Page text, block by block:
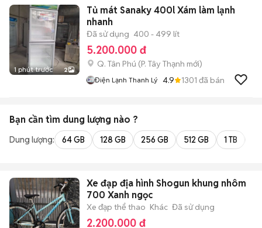
1 phút trước 2
Tủ mát Sanaky 400l Xám làm lạnh
nhanh
Đã sử dụng 400 - 499 lít
5.200.000 đ
Q. Tân Phú (P. Tây Thạnh mới)
Điện Lạnh Thanh Lý 4.9 1301 đã bán
Bạn cần tìm dung lượng nào ?
Dung lượng: 64 GB 128 GB 256 GB 512 GB 1 TB
Xe đạp địa hình Shogun khung nhôm
700 Xanh ngọc
Xe đạp thể thao Khác Đã sử dụng
2.200.000 đ